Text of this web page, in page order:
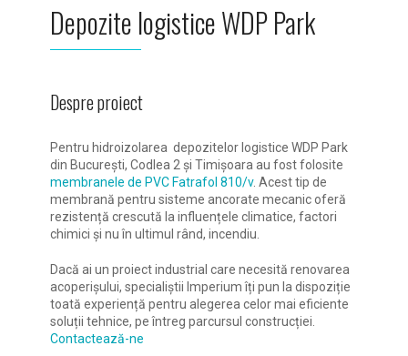
Depozite logistice WDP Park
Despre proiect
Pentru hidroizolarea depozitelor logistice WDP Park
din București, Codlea 2 și Timișoara au fost folosite
membranele de PVC Fatrafol 810/v. Acest tip de
membrană pentru sisteme ancorate mecanic oferă
rezistență crescută la influențele climatice, factori
chimici și nu în ultimul rând, incendiu.
Dacă ai un proiect industrial care necesită renovarea
acoperișului, specialiștii Imperium îți pun la dispoziție
toată experiență pentru alegerea celor mai eficiente
soluții tehnice, pe întreg parcursul construcției.
Contactează-ne